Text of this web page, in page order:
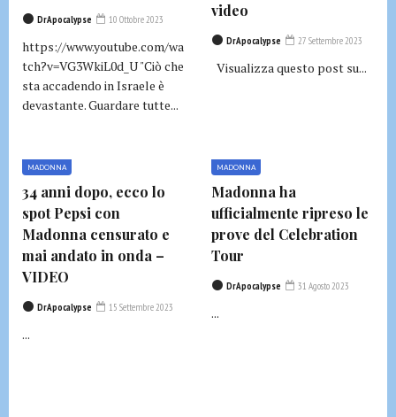
DrApocalypse 10 Ottobre 2023
https://www.youtube.com/wa
tch?v=VG3WkiL0d_U "Ciò che
sta accadendo in Israele è
devastante. Guardare tutte...
video
DrApocalypse 27 Settembre 2023
Visualizza questo post su...
MADONNA
34 anni dopo, ecco lo
spot Pepsi con
Madonna censurato e
mai andato in onda –
VIDEO
DrApocalypse 15 Settembre 2023
...
MADONNA
Madonna ha
ufficialmente ripreso le
prove del Celebration
Tour
DrApocalypse 31 Agosto 2023
...